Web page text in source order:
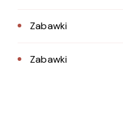
Zabawki
Zabawki